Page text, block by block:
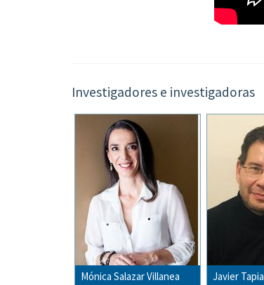
Investigadores e investigadoras
Mónica Salazar Villanea Javier